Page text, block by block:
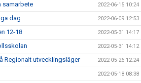
samarbete 2022-06-15 10:24
dag 2022-06-09 12:53
12-18 2022-05-31 14:17
2022-05-31 14:12
Regionalt utvecklingsläger 2022-05-26 12:24
2022-05-18 08:38